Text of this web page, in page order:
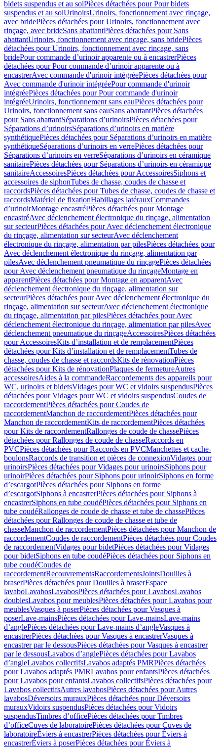
bidets suspendus et au solPièces détachées pour Pour bidets
suspendus et au solUrinoirsUrinoirs, fonctionnement avec rinçage,
avec bridePièces détachées pour Urinoirs, fonctionnement avec
rinçage, avec brideSans abattantPièces détachées pour Sans
abattantUrinoirs, fonctionnement avec rinçage, sans bridePièces
détachées pour Urinoirs, fonctionnement avec rinçage, sans
bridePour commande d’urinoir apparente ou à encastrerPièces
détachées pour Pour commande d’urinoir apparente ou à
encastrerAvec commande d'urinoir intégréePièces détachées pour
Avec commande d'urinoir intégréePour commande d'urinoir
intégréePièces détachées pour Pour commande d'urinoir
intégréeUrinoirs, fonctionnement sans eauPièces détachées pour
Urinoirs, fonctionnement sans eauSans abattantPièces détachées
pour Sans abattantSéparations d’urinoirsPièces détachées pour
Séparations d’urinoirsSéparations d’urinoirs en matière
synthétiquePièces détachées pour Séparations d’urinoirs en matière
synthétiqueSéparations d’urinoirs en verrePièces détachées pour
Séparations d’urinoirs en verreSéparations d’urinoirs en céramique
sanitairePièces détachées pour Séparations d’urinoirs en céramique
sanitaireAccessoiresPièces détachées pour AccessoiresSiphons et
accessoires de siphonTubes de chasse, coudes de chasse et
raccordsPièces détachées pour Tubes de chasse, coudes de chasse et
raccordsMatériel de fixationHabillages latérauxCommandes
dʼurinoirMontage encastréPièces détachées pour Montage
encastréAvec déclenchement électronique du rinçage, alimentation
sur secteurPièces détachées pour Avec déclenchement électronique
du rinçage, alimentation sur secteurAvec déclenchement
électronique du rinçage, alimentation par pilesPièces détachées pour
Avec déclenchement électronique du rinçage, alimentation par
pilesAvec déclenchement pneumatique du rinçagePièces détachées
pour Avec déclenchement pneumatique du rinçageMontage en
apparentPièces détachées pour Montage en apparentAvec
déclenchement électronique du rinçage, alimentation sur
secteurPièces détachées pour Avec déclenchement électronique du
rinçage, alimentation sur secteurAvec déclenchement électronique
du rinçage, alimentation par pilesPièces détachées pour Avec
déclenchement électronique du rinçage, alimentation par pilesAvec
déclenchement pneumatique du rinçageAccessoiresPièces détachées
pour AccessoiresKits d’installation et de remplacementPièces
détachées pour Kits d’installation et de remplacementTubes de
chasse, coudes de chasse et raccordsKits de rénovationPièces
détachées pour Kits de rénovationPlaques de fermetureAutres
accessoiresAides à la commandeRaccordements des appareils pour
WC, urinoirs et bidetsVidages pour WC et vidoirs suspendusPièces
détachées pour Vidages pour WC et vidoirs suspendusCoudes de
raccordementPièces détachées pour Coudes de
raccordementManchon de raccordementPièces détachées pour
Manchon de raccordementKits de raccordementPièces détachées
pour Kits de raccordementRallonges de coude de chassePièces
détachées pour Rallonges de coude de chasseRaccords en
PVCPièces détachées pour Raccords en PVCManchettes et cache-
boulonsRaccords de transition et pièces de connexionVidages pour
urinoirsPièces détachées pour Vidages pour urinoirsSiphons pour
urinoirPièces détachées pour Siphons pour urinoirSiphons en forme
d’escargotPièces détachées pour Siphons en forme
d’escargotSiphons à encastrerPièces détachées pour Siphons à
encastrerSiphons en tube coudéPièces détachées pour Siphons en
tube coudéRallonges de coude de chasse et tube de chassePièces
détachées pour Rallonges de coude de chasse et tube de
chasseManchon de raccordementPièces détachées pour Manchon de
raccordementCoudes de raccordementPièces détachées pour Coudes
de raccordementVidages pour bidetPièces détachées pour Vidages
pour bidetSiphons en tube coudéPièces détachées pour Siphons en
tube coudéCoudes de
raccordementRecouvrementsRaccordementsJointsDouilles à
braserPièces détachées pour Douilles à braserEspace
lavaboLavabosLavabosPièces détachées pour LavabosLavabos
doublesLavabos pour meublesPièces détachées pour Lavabos pour
meublesVasques à poserPièces détachées pour Vasques à
poserLave-mainsPièces détachées pour Lave-mainsLave-mains
d’anglePièces détachées pour Lave-mains d’angleVasques à
encastrerPièces détachées pour Vasques à encastrerVasques à
encastrer par le dessousPièces détachées pour Vasques à encastrer
par le dessousLavabos d’anglePièces détachées pour Lavabos
d’angleLavabos collectifsLavabos adaptés PMRPièces détachées
pour Lavabos adaptés PMRLavabos pour enfantsPièces détachées
pour Lavabos pour enfantsLavabos collectifsPièces détachées pour
Lavabos collectifsAutres lavabosPièces détachées pour Autres
lavabosDéversoirs murauxPièces détachées pour Déversoirs
murauxVidoirs suspendusPièces détachées pour Vidoirs
suspendusTimbres dʼofficePièces détachées pour Timbres
dʼofficeCuves de laboratoirePièces détachées pour Cuves de
laboratoireÉviers à encastrerPièces détachées pour Éviers à
encastrerÉviers à poserPièces détachées pour Éviers à